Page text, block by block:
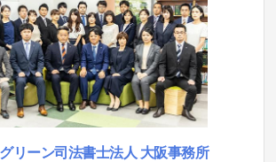
グリーン司法書士法人 大阪事務所